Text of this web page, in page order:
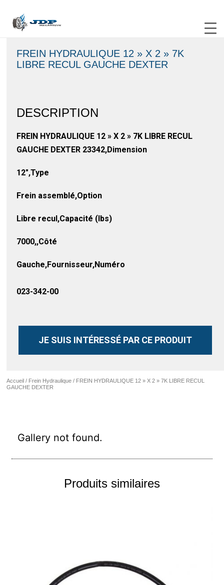
Accueil / Frein Hydraulique / FREIN HYDRAULIQUE 12 » X 2 » 7K LIBRE RECUL
GAUCHE DEXTER
Gallery not found.
FREIN HYDRAULIQUE 12 » X 2 » 7K
LIBRE RECUL GAUCHE DEXTER
DESCRIPTION
FREIN HYDRAULIQUE 12 » X 2 » 7K LIBRE RECUL
GAUCHE DEXTER 23342,Dimension
12″,Type
Frein assemblé,Option
Libre recul,Capacité (lbs)
7000,,Côté
Gauche,Fournisseur,Numéro
023-342-00
JE SUIS INTÉRESSÉ PAR CE PRODUIT
Produits similaires